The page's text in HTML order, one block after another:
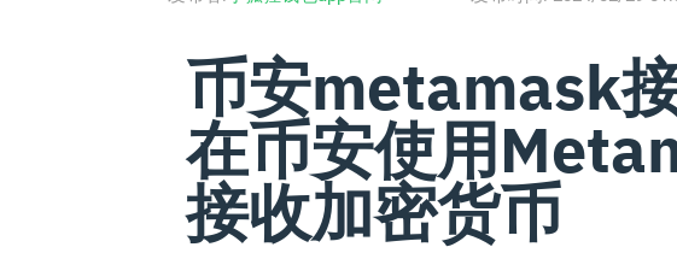
币安metamask
在币安使用
接收加密货币